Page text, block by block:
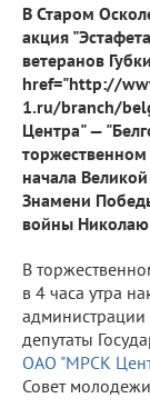
В Старом
акция
ветеранов
href="http://
1.ru/branch/
Центра" —
начала
Знамени
войны Николаю
В
в 4 часа утра
администрации
депутаты
ОАО "МРСК
Совет